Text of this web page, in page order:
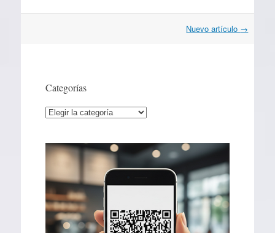
Nuevo artículo →
Categorías
Categorías